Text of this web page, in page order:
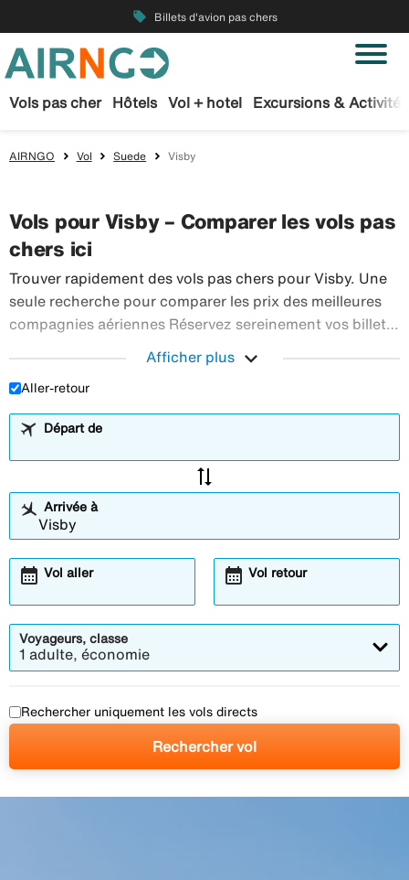
local_offer Billets d'avion pas chers
Vols pas cher Hôtels Vol + hotel Excursions & Activités
AIRNGO Vol Suede Visby
Vols pour Visby – Comparer les vols pas
chers ici
Trouver rapidement des vols pas chers pour Visby. Une
seule recherche pour comparer les prix des meilleures
compagnies aériennes Réservez sereinement vos billets
voyages en avion à destination du monde entier.
Afficher plus expand_more
Aller-retour
Départ de
sync_alt
Arrivée à
Vol aller
calendar_month Vol retour
calendar_month
Voyageurs, classe
1 adulte, économie
Rechercher uniquement les vols directs
Rechercher vol